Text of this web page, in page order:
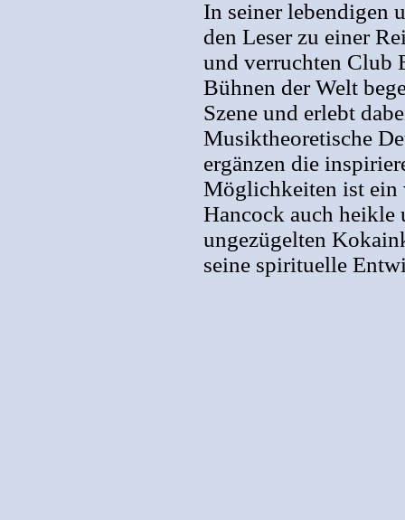
In seiner lebendigen
den Leser zu einer
und verruchten Club
Bühnen der Welt
Szene und erlebt
Musiktheoretische
ergänzen die
Möglichkeiten ist ein
Hancock auch heikle
ungezügelten
seine spirituelle